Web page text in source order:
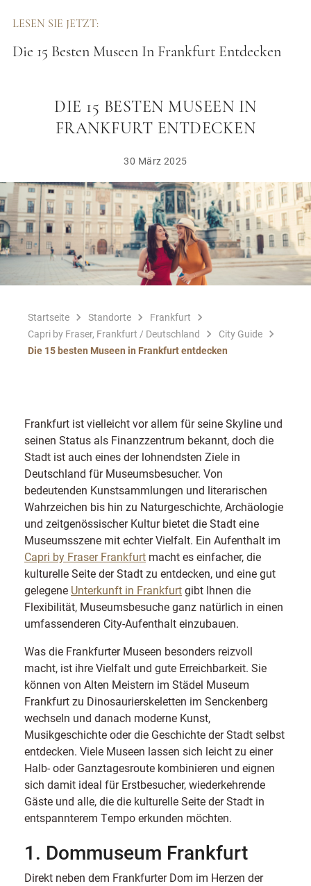
LESEN SIE JETZT:
Die 15 Besten Museen In Frankfurt Entdecken
DIE 15 BESTEN MUSEEN IN
FRANKFURT ENTDECKEN
30 März 2025
Startseite Standorte
Frankfurt
Capri by Fraser, Frankfurt / Deutschland
City Guide
Die 15 besten Museen in Frankfurt entdecken
Frankfurt ist vielleicht vor allem für seine Skyline und
seinen Status als Finanzzentrum bekannt, doch die
Stadt ist auch eines der lohnendsten Ziele in
Deutschland für Museumsbesucher. Von
bedeutenden Kunstsammlungen und literarischen
Wahrzeichen bis hin zu Naturgeschichte, Archäologie
und zeitgenössischer Kultur bietet die Stadt eine
Museumsszene mit echter Vielfalt. Ein Aufenthalt im
Capri by Fraser Frankfurt macht es einfacher, die
kulturelle Seite der Stadt zu entdecken, und eine gut
gelegene Unterkunft in Frankfurtgibt Ihnen die
Flexibilität, Museumsbesuche ganz natürlich in einen
umfassenderen City-Aufenthalt einzubauen.
Was die Frankfurter Museen besonders reizvoll
macht, ist ihre Vielfalt und gute Erreichbarkeit. Sie
können von Alten Meistern im Städel Museum
Frankfurt zu Dinosaurierskeletten im Senckenberg
wechseln und danach moderne Kunst,
Musikgeschichte oder die Geschichte der Stadt selbst
entdecken. Viele Museen lassen sich leicht zu einer
Halb- oder Ganztagesroute kombinieren und eignen
sich damit ideal für Erstbesucher, wiederkehrende
Gäste und alle, die die kulturelle Seite der Stadt in
entspannterem Tempo erkunden möchten.
1. Dommuseum Frankfurt
Direkt neben dem Frankfurter Dom im Herzen der